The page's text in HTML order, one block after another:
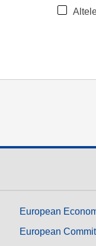
European
European